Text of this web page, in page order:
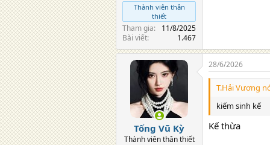
Thành viên thân
thiết
Tham gia
11/8/2025
Bài viết
1.467
Tống Vũ Kỳ
Thành viên thân thiết
28/6/2026
T.Hải Vương
kiếm sinh kế
Kế thừa